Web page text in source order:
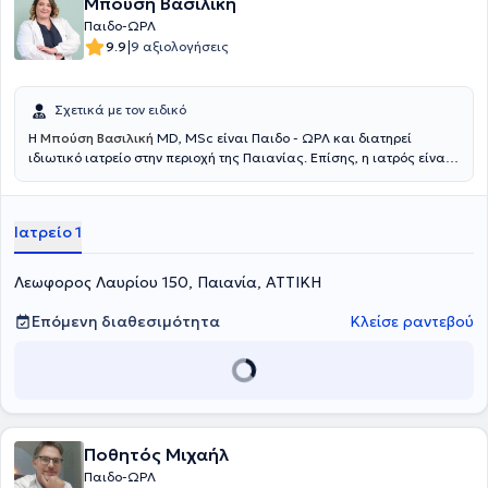
Παιδο-ΩΡΛ
9.9|9 αξιολογήσεις
Σχετικά με τον ειδικό
Η Μπούση Βασιλική MD, MSc είναι Παιδο - ΩΡΛ και διατηρεί
ιδιωτικό ιατρείο στην περιοχή της Παιανίας. Επίσης, η ιατρός είναι
Γναθοπροσωπικής Χειρουργικής του Metropolitan General και
Ιατρικής του Αριστοτελείου Πανεπιστημίου Θεσσαλονίκης (ΑΠΘ) και
απόφοιτος του Μεταπτυχιακού Προγράμματος Σπουδών «Κλινική &
Βιομηχανική Φαρμακολογία» του ίδιου Πανεπιστημίου. Η ιατρός
ολοκλήρωσε την Ειδικότητα της Ωτορινολαρυγγολογίας -
Χειρουργικής Κεφαλής και Τραχήλου στην Α’ Πανεπιστημιακή
Ωτορινολαρυγγολογική Κλινική του Εθνικού και Καποδιστριακού
"Ιπποκράτειο". Τέλος, η ιατρός φροντίζει ενεργά να παρακολουθεί
Ιατρείο 1
Λεωφορος Λαυρίου 150, Παιανία, ΑΤΤΙΚΗ
Επόμενη διαθεσιμότητα
Κλείσε ραντεβού
Ποθητός Μιχαήλ
Παιδο-ΩΡΛ